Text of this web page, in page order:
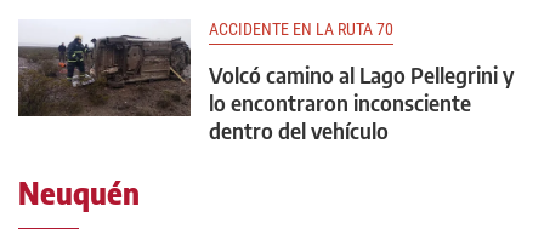
ACCIDENTE EN LA RUTA 70
Volcó camino al Lago Pellegrini y
lo encontraron inconsciente
dentro del vehículo
Neuquén